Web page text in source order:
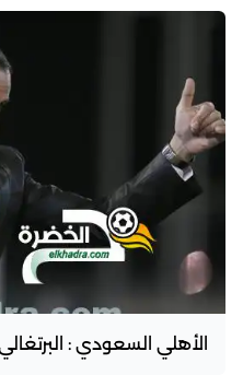
الأهلي السعودي :